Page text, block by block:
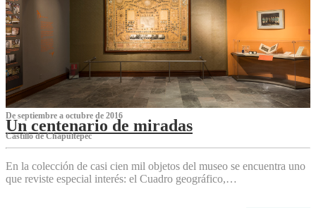
De septiembre a octubre de 2016
Un centenario de miradas
Castillo de Chapultepec
En la colección de casi cien mil objetos del museo se encuentra uno
que reviste especial interés: el Cuadro geográfico,…